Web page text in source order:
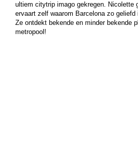
ultiem citytrip imago gekregen. Nicolette
ervaart zelf waarom Barcelona zo geliefd
Ze ontdekt bekende en minder bekende
metropool!